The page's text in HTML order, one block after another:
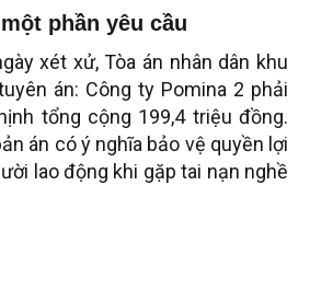
phần yêu cầu
xét xử, Tòa án nhân dân khu
án: Công ty Pomina 2 phải
tổng cộng 199,4 triệu đồng.
án có ý nghĩa bảo vệ quyền lợi
lao động khi gặp tai nạn nghề